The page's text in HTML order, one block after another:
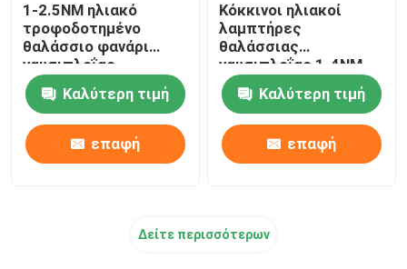
1-2.5NM ηλιακό
τροφοδοτημένο
θαλάσσιο φανάρι
ναυσιπλοΐας
Καλύτερη τιμή
επαφή
Κόκκινοι ηλιακοί
λαμπτήρες
θαλάσσιας
ναυσιπλοΐας 1-4NM
2W
Καλύτερη τιμή
επαφή
Δείτε περισσότερων